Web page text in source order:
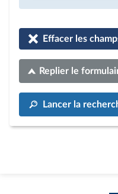
Effacer les
Replier le
Lancer la